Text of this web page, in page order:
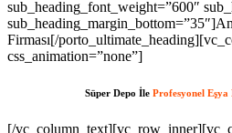
sub_heading_font_weight=”600″
Firması[/
css_animation=”none”]
Süper Depo İle Profesyonel Eşya
[/vc_column_text][vc_row_inner][vc_column_inner width=”1/2″][porto_info_box icon_size=”32″ icon=”fa fa-check” icon_color=”#ff4e00″ title=”Eksperimiz Eşyaları Yerinde İnceler” title_font_style=”600″ title_font_size=”16″ title_font_color=”#223854″][/porto_info_box][porto_info_box icon_size=”32″ icon=”fa fa-check” icon_color=”#ff4e00″ title=”Eşyalarınız Değerinde Sigortalanır” title_font_style=”600″ title_font_size=”16″ title_font_color=”#223854″][/porto_info_box][porto_info_box icon_size=”32″ icon=”fa fa-check” icon_color=”#ff4e00″ title=”Depo Alanımıza Yerleştirilir” title_font_style=”600″ title_font_size=”16″ title_font_color=”#223854″][/porto_info_box][/vc_column_inner][vc_column_inner width=”1/2″][porto_info_box icon_size=”32″ icon=”fa fa-check” icon_color=”#ff4e00″ title=”Eşyalarınız Özenle Paketlenir” title_font_style=”600″ title_font_size=”16″ title_font_color=”#223854″][/porto_info_box][porto_info_box icon_size=”32″ icon=”fa fa-check” icon_color=”#ff4e00″ title=”Araçlara Yüklemesi Yapılır” title_font_style=”600″ title_font_size=”16″ title_font_color=”#223854″][/porto_info_box][porto_info_box icon_size=”32″ icon=”fa fa-check” icon_color=”#ff4e00″ title=”Dilediğiniz Sürece Güvenle Saklanır” title_font_style=”600″ title_font_size=”16″ title_font_color=”#223854″][/porto_info_box][/vc_column_inner][/vc_row_inner][/vc_column][vc_column width=”1/3″][porto_ultimate_heading main_heading_color=”#ff4e00″ sub_heading_color=”#084564″ main_heading_font_size=”20″ main_heading_font_weight=”400″ main_heading_line_height=”24″ sub_heading_font_size=”32″ sub_heading_font_weight=”600″ sub_heading_line_height=”50″ sub_heading_margin_bottom=”35″]Yetki Belgelerimiz[/porto_ultimate_heading][porto_ultimate_carousel slides_on_desk=”1″ slides_on_tabs=”1″ slides_on_mob=”1″ arrows=”off” dots=”off”][vc_single_image image=”213″ img_size=”full” alignment=”center”][vc_single_image image=”214″ img_size=”full” alignment=”center”][/porto_ultimate_carousel][/vc_column][/vc_row][vc_row][vc_column][porto_ultimate_carousel slides_on_desk=”6″ slides_on_tabs=”4″ slides_on_mob=”3″ arrows=”off” dots=”off”][vc_single_image image=”62″ img_size=”full” alignment=”center” style=”vc_box_border”][vc_single_image image=”63″ img_size=”full” alignment=”center” style=”vc_box_border”][vc_single_image image=”65″ img_size=”full” alignment=”center” style=”vc_box_border”][vc_single_image image=”66″ img_size=”full” alignment=”center” style=”vc_box_border”][vc_single_image image=”68″ img_size=”full” alignment=”center” style=”vc_box_border”][vc_single_image image=”67″ img_size=”full” alignment=”center” style=”vc_box_border”][vc_single_image image=”69″ img_size=”full” alignment=”center” style=”vc_box_border”][vc_single_image image=”73″ img_size=”full” alignment=”center” style=”vc_box_border”][vc_single_image image=”74″ img_size=”full” alignment=”center” style=”vc_box_border”][vc_single_image image=”79″ img_size=”full” alignment=”center” style=”vc_box_border”][vc_single_image image=”75″ img_size=”full” alignment=”center” style=”vc_box_border”][vc_single_image image=”71″ img_size=”full” alignment=”center” style=”vc_box_border”][/porto_ultimate_carousel][/vc_column][/